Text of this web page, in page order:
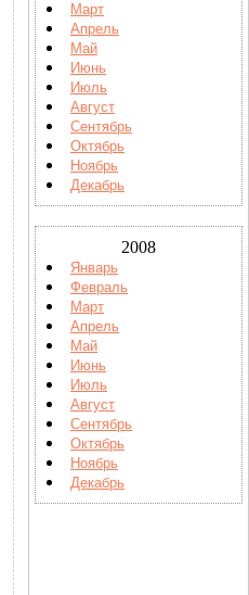
Март
Апрель
Май
Июнь
Июль
Август
Сентябрь
Октябрь
Ноябрь
Декабрь
2008
Январь
Февраль
Март
Апрель
Май
Июнь
Июль
Август
Сентябрь
Октябрь
Ноябрь
Декабрь